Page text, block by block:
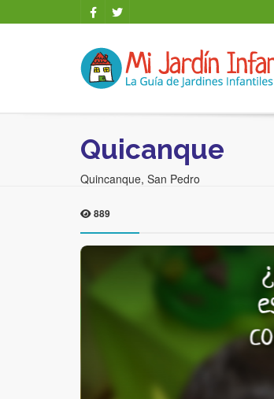
Quicanque
Quincanque, San Pedro
889